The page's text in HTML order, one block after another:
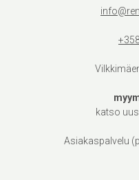
katso
Asiakaspalvelu